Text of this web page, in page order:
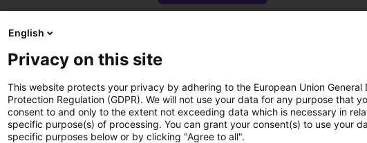
kostenlosen
Experten
English
Privacy on this site
This website protects your privacy by adhering to the European Union General
Protection Regulation (GDPR). We will not use your data for any purpose that
consent to and only to the extent not exceeding data which is necessary in
specific purpose(s) of processing. You can grant your consent(s) to use your
specific purposes below or by clicking "Agree to all".